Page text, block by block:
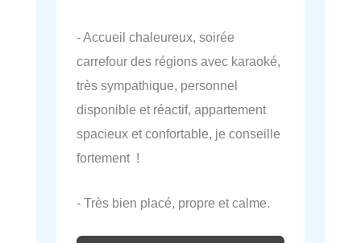
- Accueil chaleureux, soirée
carrefour des régions avec karaoké,
très sympathique, personnel
disponible et réactif, appartement
spacieux et confortable, je conseille
fortement !
- Très bien placé, propre et calme.